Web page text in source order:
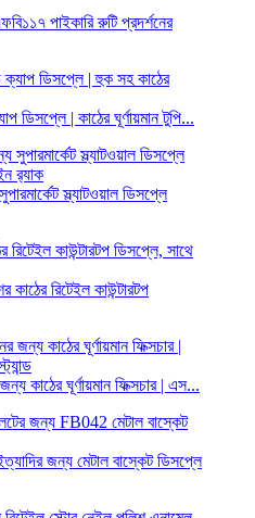
পাইকারি রুটি প্রদর্শনের
ডিসপ্লে | কাঠের ঘূর্ণায়মান টুপি...
স্ল্যাটওয়াল ডিসপ্লে
রিটেইল কাউন্টারটপ
কাঠের ঘূর্ণায়মান ফিক্সচার | এস...
জন্য মেটাল বাস্কেট ডিসপ্লে